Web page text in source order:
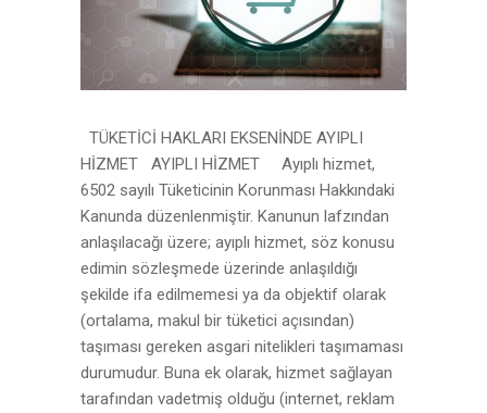
TÜKETİCİ HAKLARI EKSENİNDE AYIPLI
HİZMET AYIPLI HİZMET Ayıplı hizmet,
6502 sayılı Tüketicinin Korunması Hakkındaki
Kanunda düzenlenmiştir. Kanunun lafzından
anlaşılacağı üzere; ayıplı hizmet, söz konusu
edimin sözleşmede üzerinde anlaşıldığı
şekilde ifa edilmemesi ya da objektif olarak
(ortalama, makul bir tüketici açısından)
taşıması gereken asgari nitelikleri taşımaması
durumudur. Buna ek olarak, hizmet sağlayan
tarafından vadetmiş olduğu (internet, reklam